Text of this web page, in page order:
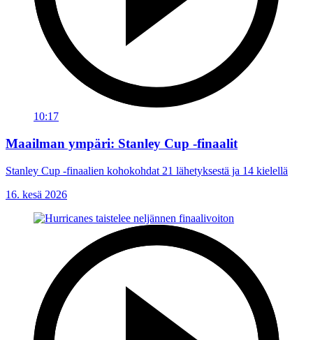
10:17
Maailman ympäri: Stanley Cup -finaalit
Stanley Cup -finaalien kohokohdat 21 lähetyksestä ja 14 kielellä
16. kesä 2026